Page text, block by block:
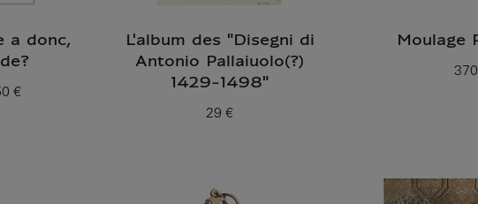
a donc,
€
L'album des "Disegni di
Antonio Pallaiuolo(?)
1429-1498"
Prix ​​actuel
29 €
Moulage
Prix